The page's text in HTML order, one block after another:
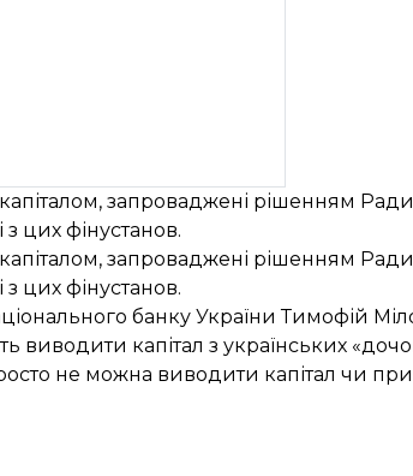
запроваджені рішенням
цих фінустанов.
запроваджені рішенням
цих фінустанов.
банку України Тимофій
виводити капітал з українських
не можна виводити капітал чи